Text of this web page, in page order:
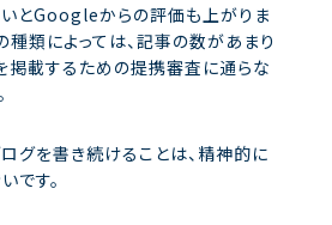
とGoogleからの評価も上がりま
種類によっては、記事の数があまり
掲載するための提携審査に通らな
グを書き続けることは、精神的に
です。